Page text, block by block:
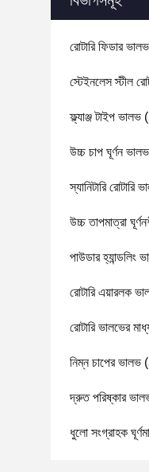
রোটারি ফিডার ভালভ
স্টেইনলেস স্টীল
ফ্ল্যাঞ্জ টাইপ ভালভ
উচ্চ চাপ ঘূর্ণন ভালভ
স্যানিটারি রোটারি
উচ্চ তাপমাত্রা
পাউডার হ্যান্ডলিং
রোটারি এয়ারলক
রোটারি ভালভের
নিম্ন চাপের ভালভ
দ্রুত পরিষ্কার
ধুলো সংগ্রাহক